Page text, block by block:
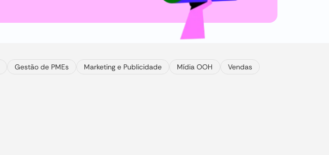
Gestão de PMEs Marketing e Publicidade Mídia OOH
Vendas